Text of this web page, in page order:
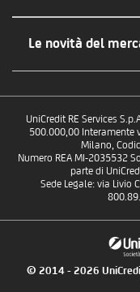
Le novità del
UniCredit RE Services
500.000,00 Interamente
Milano,
Numero REA MI-2035532
parte di
Sede Legale: via Livio
© 2014 - 2026